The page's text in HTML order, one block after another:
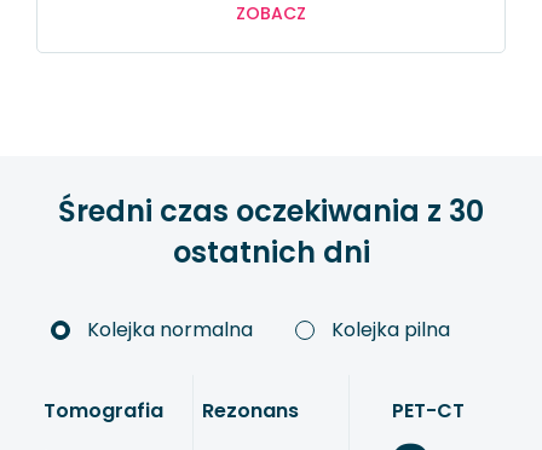
ZOBACZ
Średni czas oczekiwania z 30
ostatnich dni
Kolejka normalna Kolejka pilna
Tomografia
Rezonans
PET-CT